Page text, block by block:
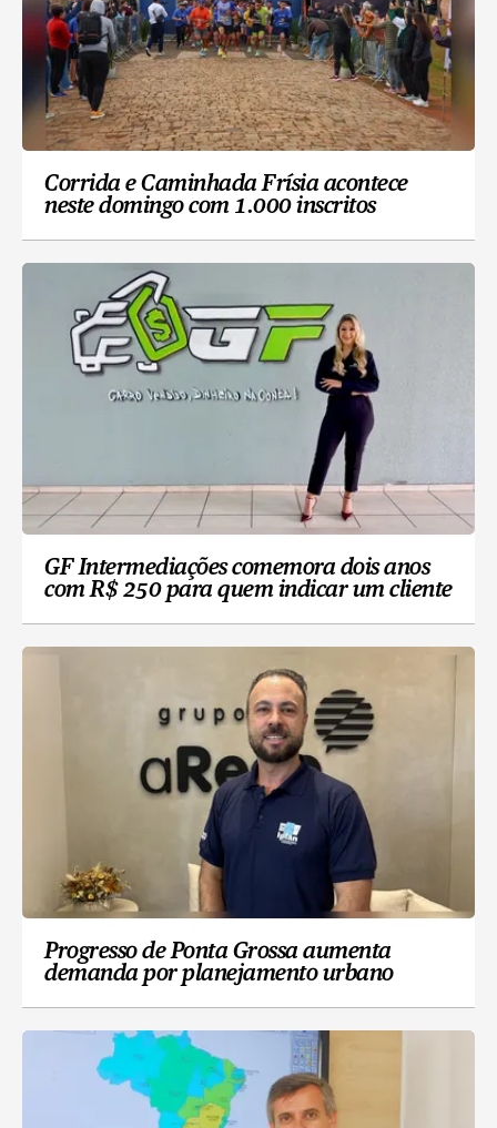
Corrida e Caminhada Frísia acontece
neste domingo com 1.000 inscritos
GF Intermediações comemora dois anos
com R$ 250 para quem indicar um cliente
Progresso de Ponta Grossa aumenta
demanda por planejamento urbano